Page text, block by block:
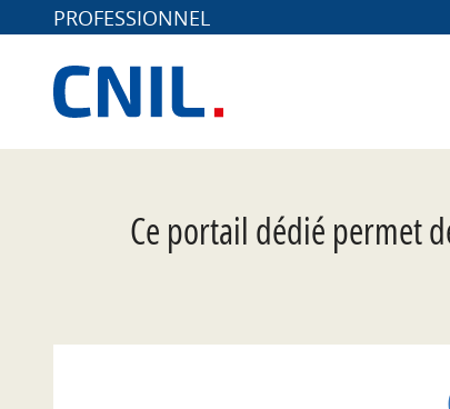
PROFESSIONNEL
Ce portail dédié permet